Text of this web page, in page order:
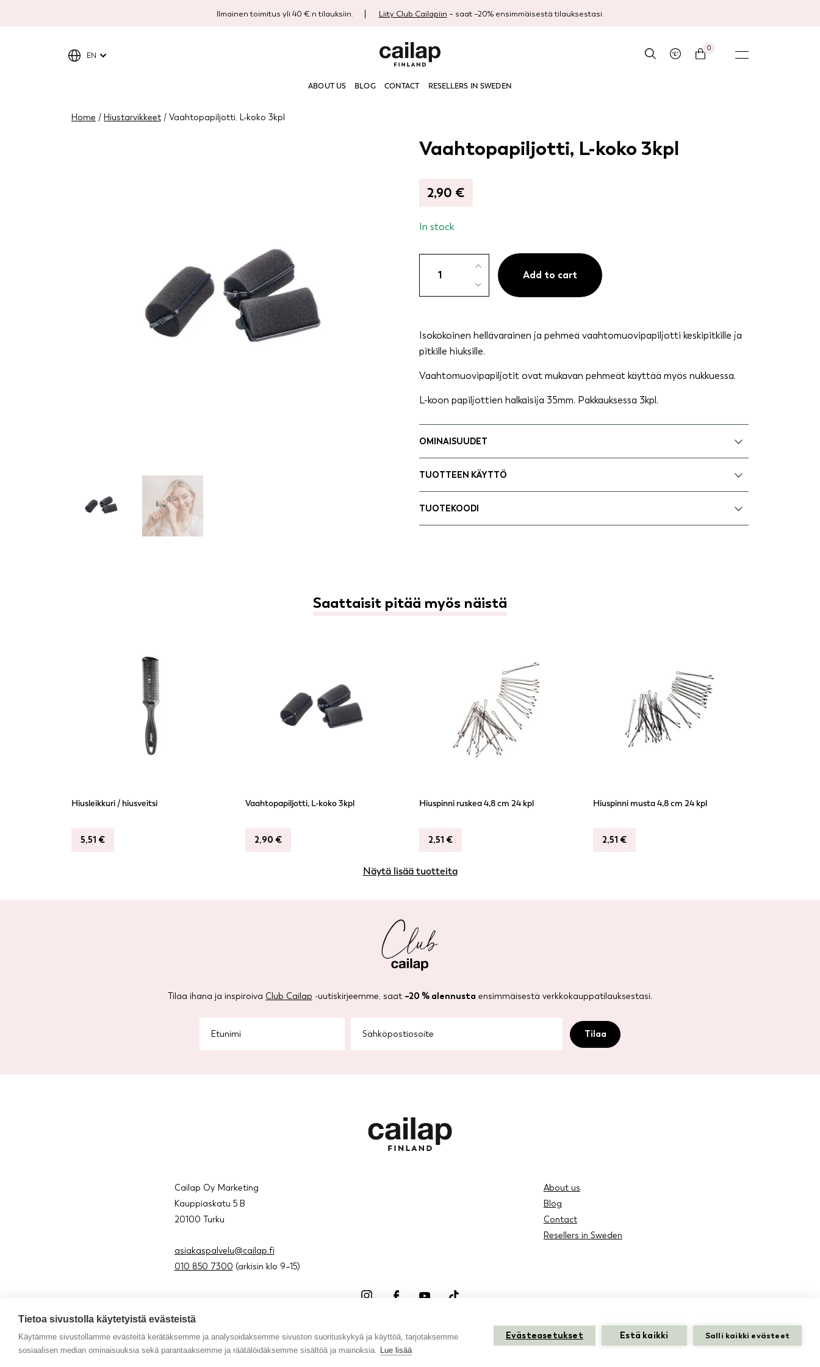
Ilmainen toimitus yli 40 €:n tilauksiin. Liity Club Cailapiin – saat –20% ensimmäisestä tilauksestasi.
0
ABOUT US BLOG CONTACT RESELLERS IN SWEDEN
EN
Home / Hiustarvikkeet / Vaahtopapiljotti, L-koko 3kpl
Vaahtopapiljotti, L-koko 3kpl
2,90 €
In stock
Add to cart
Isokokoinen hellävarainen ja pehmeä vaahtomuovipapiljotti keskipitkille ja
pitkille hiuksille.
Vaahtomuovipapiljotit ovat mukavan pehmeät käyttää myös nukkuessa.
L-koon papiljottien halkaisija 35mm. Pakkauksessa 3kpl.
OMINAISUUDET
TUOTTEEN KÄYTTÖ
TUOTEKOODI
Saattaisit pitää myös näistä
Hiusleikkuri / hiusveitsi
5,51 €
Vaahtopapiljotti, L-koko 3kpl
2,90 €
Hiuspinni ruskea 4,8 cm 24 kpl
2,51 €
Hiuspinni musta 4,8 cm 24 kpl
2,51 €
Näytä lisää tuotteita
Tilaa ihana ja inspiroiva Club Cailap -uutiskirjeemme, saat –20 % alennusta ensimmäisestä verkkokauppatilauksestasi.
Cailap Oy Marketing
Kauppiaskatu 5 B
20100 Turku
asiakaspalvelu@cailap.fi
010 850 7300 (arkisin klo 9–15)
About us
Blog
Contact
Resellers in Sweden
InstagramFacebookYoutubeTikTok
Kiitos kun tuet suomalaista perheyritystä!
Tietoa sivustolla käytetyistä evästeistä
Käytämme sivustollamme evästeitä kerätäksemme ja analysoidaksemme sivuston suorituskykyä ja käyttöä, tarjotaksemme
sosiaalisen median ominaisuuksia sekä parantaaksemme ja räätälöidäksemme sisältöä ja mainoksia. Lue lisää
Evästeasetukset Estä kaikki Salli kaikki evästeet